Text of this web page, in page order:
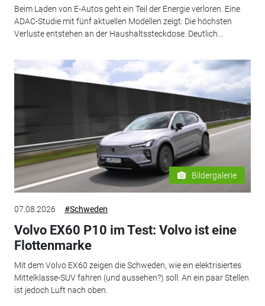
Beim Laden von E-Autos geht ein Teil der Energie verloren. Eine
ADAC-Studie mit fünf aktuellen Modellen zeigt: Die höchsten
Verluste entstehen an der Haushaltssteckdose. Deutlich...
Bildergalerie
07.08.2026 #Schweden
Volvo EX60 P10 im Test: Volvo ist eine
Flottenmarke
Mit dem Volvo EX60 zeigen die Schweden, wie ein elektrisiertes
Mittelklasse-SUV fahren (und aussehen?) soll. An ein paar Stellen
ist jedoch Luft nach oben.